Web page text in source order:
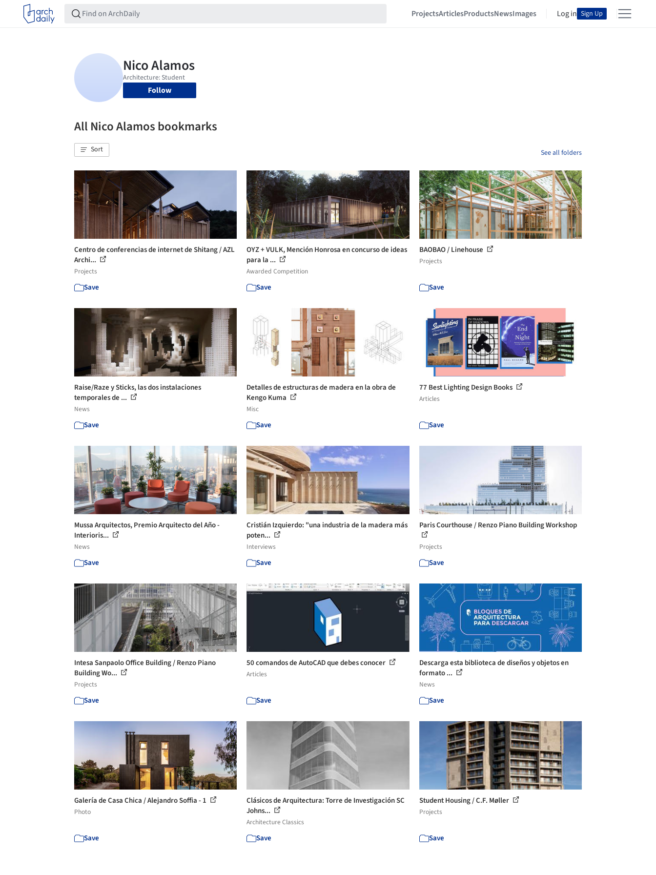
ProjectsArticlesProductsNewsImages Log in Sign Up
Follow
All Nico Alamos bookmarks
Sort See all folders
Centro de conferencias de internet de Shitang / AZL
Archi...
Projects
Save
OYZ + VULK, Mención Honrosa en concurso de ideas
para la ...
Awarded Competition
Save
BAOBAO / Linehouse
Projects
Save
Raise/Raze y Sticks, las dos instalaciones
temporales de ...
News
Save
Detalles de estructuras de madera en la obra de
Kengo Kuma
Misc
Save
77 Best Lighting Design Books
Articles
Save
Mussa Arquitectos, Premio Arquitecto del Año -
Interioris...
News
Save
Cristián Izquierdo: "una industria de la madera más
poten...
Interviews
Save
Paris Courthouse / Renzo Piano Building Workshop
Projects
Save
Intesa Sanpaolo Office Building / Renzo Piano
Building Wo...
Projects
Save
50 comandos de AutoCAD que debes conocer
Articles
Save
Descarga esta biblioteca de diseños y objetos en
formato ...
News
Save
Galería de Casa Chica / Alejandro Soffia - 1
Photo
Save
Clásicos de Arquitectura: Torre de Investigación SC
Johns...
Architecture Classics
Save
Student Housing / C.F. Møller
Projects
Save